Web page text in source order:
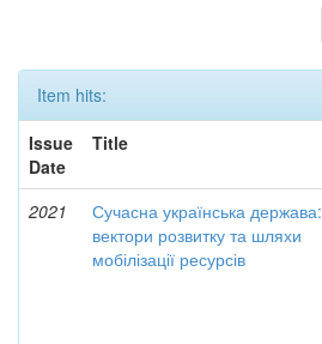
Item hits:
Issue
Date
Title
2021
Сучасна українська держава:
вектори розвитку та шляхи
мобілізації ресурсів